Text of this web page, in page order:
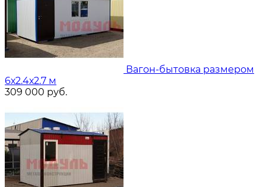
Вагон-бытовка размером
6х2.4х2.7 м
309 000 руб.